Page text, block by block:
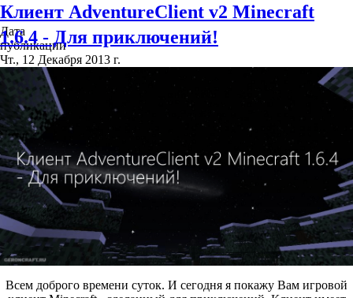
Клиент AdventureClient v2 Minecraft
1.6.4 - Для приключений!
Дата
публикации
Чт., 12 Декабря 2013 г.
Всем доброго времени суток. И сегодня я покажу Вам игровой